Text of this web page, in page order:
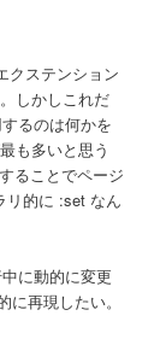
クステンション
しかしこれだ
るのは何かを
も多いと思う
ることでページ
リ的に :set なん
に動的に変更
再現したい。